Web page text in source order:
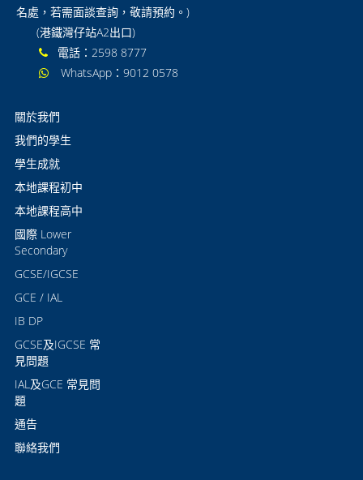
聯絡我們
名處，若需面談查詢，敬請預約。)
(港鐵灣仔站A2出口)
電話：2598 8777
WhatsApp：9012 0578
關於我們
我們的學生
學生成就
本地課程初中
本地課程高中
國際 Lower
Secondary
GCSE/IGCSE
GCE / IAL
IB DP
GCSE及IGCSE 常
見問題
IAL及GCE 常見問
題
通告
聯絡我們